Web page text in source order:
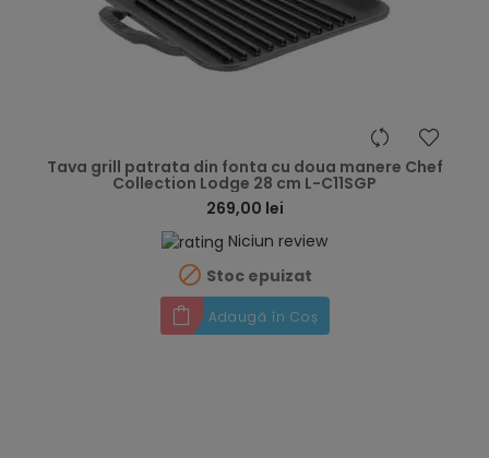
Tava grill patrata din fonta cu doua manere Chef
Collection Lodge 28 cm L-C11SGP
269,00 lei
Niciun review
 Stoc epuizat
Adaugă în Coș